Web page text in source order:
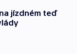
jízdném teď